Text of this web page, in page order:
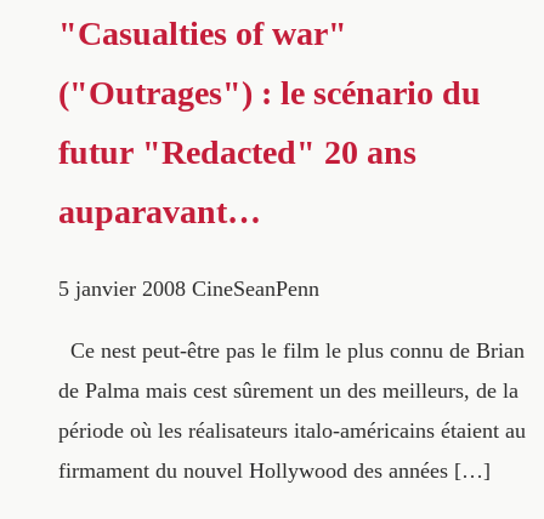
"Casualties of war"
("Outrages") : le scénario du
futur "Redacted" 20 ans
auparavant…
5 janvier 2008 CineSeanPenn
Ce nest peut-être pas le film le plus connu de Brian
de Palma mais cest sûrement un des meilleurs, de la
période où les réalisateurs italo-américains étaient au
firmament du nouvel Hollywood des années […]